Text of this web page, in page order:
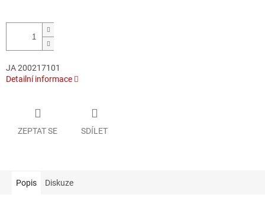
cena:
JA 200217101
Detailní informace
ZEPTAT SE SDÍLET
Popis Diskuze